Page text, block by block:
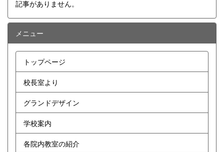
記事がありません。
メニュー
トップページ
校長室より
グランドデザイン
学校案内
各院内教室の紹介